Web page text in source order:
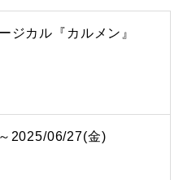
ジカル『カルメン』
2025/06/27(金)